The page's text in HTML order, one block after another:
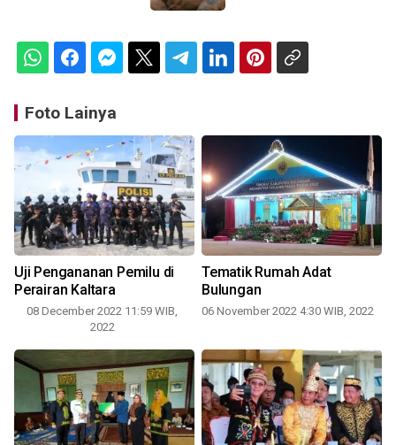
Foto Lainya
Uji Pengananan Pemilu di
Perairan Kaltara
08 December 2022 11:59 WIB,
2022
Tematik Rumah Adat
Bulungan
06 November 2022 4:30 WIB, 2022